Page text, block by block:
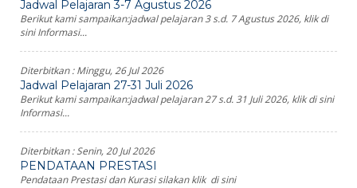
Jadwal Pelajaran 3-7 Agustus 2026
Berikut kami sampaikan:jadwal pelajaran 3 s.d. 7 Agustus 2026, klik di
sini Informasi...
Diterbitkan :Minggu, 26 Jul 2026
Jadwal Pelajaran 27-31 Juli 2026
Berikut kami sampaikan:jadwal pelajaran 27 s.d. 31 Juli 2026, klik di sini
Informasi...
Diterbitkan :Senin, 20 Jul 2026
PENDATAAN PRESTASI
Pendataan Prestasi dan Kurasi silakan klik di sini